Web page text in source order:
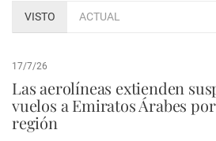
VISTO ACTUAL
17/7/26
Las aerolíneas extienden
vuelos a Emiratos Árabes
región